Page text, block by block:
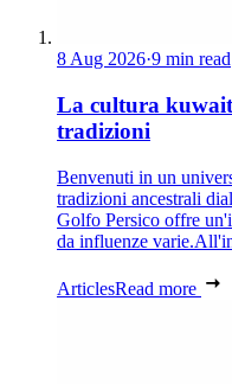
8 Aug 2026·9 min read
La cultura
tradizioni
Benvenuti in un
tradizioni ancestrali
Golfo Persico offre
da influenze
ArticlesRead more